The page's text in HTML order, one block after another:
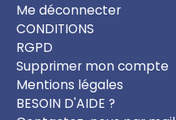
Me déconnecter
CONDITIONS
RGPD
Supprimer mon compte
Mentions légales
BESOIN D'AIDE ?